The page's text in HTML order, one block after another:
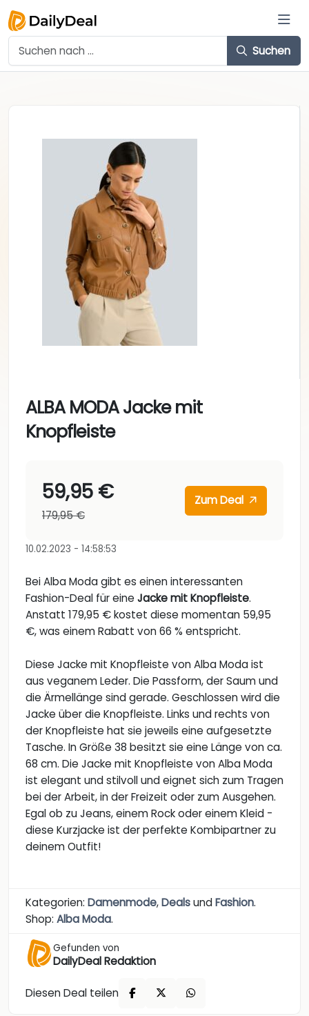
Suchen
ALBA MODA Jacke mit
Knopfleiste
59,95 €
179,95 €
Zum Deal
10.02.2023 - 14:58:53
Bei Alba Moda gibt es einen interessanten
Fashion-Deal für eine Jacke mit Knopfleiste.
Anstatt 179,95 € kostet diese momentan 59,95
€, was einem Rabatt von 66 % entspricht.
Diese Jacke mit Knopfleiste von Alba Moda ist
aus veganem Leder. Die Passform, der Saum und
die Ärmellänge sind gerade. Geschlossen wird die
Jacke über die Knopfleiste. Links und rechts von
der Knopfleiste hat sie jeweils eine aufgesetzte
Tasche. In Größe 38 besitzt sie eine Länge von ca.
68 cm. Die Jacke mit Knopfleiste von Alba Moda
ist elegant und stilvoll und eignet sich zum Tragen
bei der Arbeit, in der Freizeit oder zum Ausgehen.
Egal ob zu Jeans, einem Rock oder einem Kleid -
diese Kurzjacke ist der perfekte Kombipartner zu
deinem Outfit!
Kategorien: Damenmode,DealsundFashion.
Shop: Alba Moda.
Gefunden von
DailyDeal Redaktion
Diesen Deal teilen